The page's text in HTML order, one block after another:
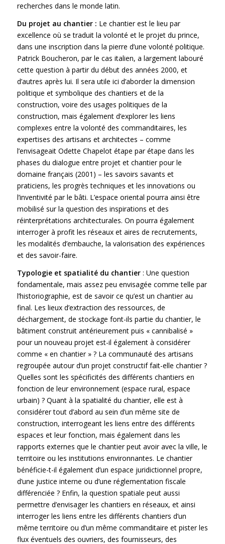
recherches dans le monde latin.
Du projet au chantier : Le chantier est le lieu par
excellence où se traduit la volonté et le projet du prince,
dans une inscription dans la pierre d’une volonté politique.
Patrick Boucheron, par le cas italien, a largement labouré
cette question à partir du début des années 2000, et
d’autres après lui. Il sera utile ici d’aborder la dimension
politique et symbolique des chantiers et de la
construction, voire des usages politiques de la
construction, mais également d’explorer les liens
complexes entre la volonté des commanditaires, les
expertises des artisans et architectes – comme
l’envisageait Odette Chapelot étape par étape dans les
phases du dialogue entre projet et chantier pour le
domaine français (2001) – les savoirs savants et
praticiens, les progrès techniques et les innovations ou
l’inventivité par le bâti. L’espace oriental pourra ainsi être
mobilisé sur la question des inspirations et des
réinterprétations architecturales. On pourra également
interroger à profit les réseaux et aires de recrutements,
les modalités d’embauche, la valorisation des expériences
et des savoir-faire.
Typologie et spatialité du chantier: Une question
fondamentale, mais assez peu envisagée comme telle par
l’historiographie, est de savoir ce qu’est un chantier au
final. Les lieux d’extraction des ressources, de
déchargement, de stockage font-ils partie du chantier, le
bâtiment construit antérieurement puis « cannibalisé »
pour un nouveau projet est-il également à considérer
comme « en chantier » ? La communauté des artisans
regroupée autour d’un projet constructif fait-elle chantier ?
Quelles sont les spécificités des différents chantiers en
fonction de leur environnement (espace rural, espace
urbain) ? Quant à la spatialité du chantier, elle est à
considérer tout d’abord au sein d’un même site de
construction, interrogeant les liens entre des différents
espaces et leur fonction, mais également dans les
rapports externes que le chantier peut avoir avec la ville, le
territoire ou les institutions environnantes. Le chantier
bénéficie-t-il également d’un espace juridictionnel propre,
d’une justice interne ou d’une réglementation fiscale
différenciée ? Enfin, la question spatiale peut aussi
permettre d’envisager les chantiers en réseaux, et ainsi
interroger les liens entre les différents chantiers d’un
même territoire ou d’un même commanditaire et pister les
flux éventuels des ouvriers, des fournisseurs, des